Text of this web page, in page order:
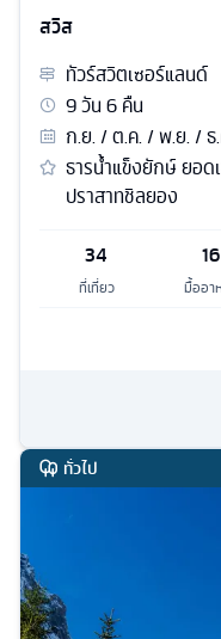
สวิส
ทัวร์สวิตเซอร์แลนด์
9วัน6คืน
ก.ย. / ต.ค. / พ.ย. / ธ
ธารน้ำแข็งยักษ์ ยอด
ปราสาทชิลยอง
34
ที่เที่ยว
16
มื้ออา
ทั่วไป